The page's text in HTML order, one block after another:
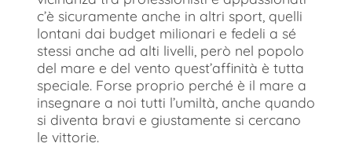
c’è sicuramente anche in altri sport, quelli
lontani dai budget milionari e fedeli a sé
stessi anche ad alti livelli, però nel popolo
del mare e del vento quest’affinità è tutta
speciale. Forse proprio perché è il mare a
insegnare a noi tutti l’umiltà, anche quando
si diventa bravi e giustamente si cercano
le vittorie.